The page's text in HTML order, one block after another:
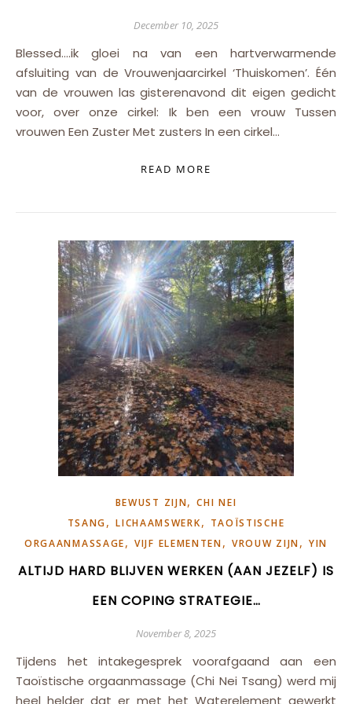
December 10, 2025
Blessed….ik gloei na van een hartverwarmende
afsluiting van de Vrouwenjaarcirkel ‘Thuiskomen’. Één
van de vrouwen las gisterenavond dit eigen gedicht
voor, over onze cirkel: Ik ben een vrouw Tussen
vrouwen Een Zuster Met zusters In een cirkel…
READ MORE
BEWUST ZIJN,CHI NEI
TSANG,LICHAAMSWERK, TAOÏSTISCHE
ORGAANMASSAGE,VIJF ELEMENTEN, VROUW ZIJN, YIN
ALTIJD HARD BLIJVEN WERKEN (AAN JEZELF) IS
EEN COPING STRATEGIE…
November 8, 2025
Tijdens het intakegesprek voorafgaand aan een
Taoïstische orgaanmassage (Chi Nei Tsang) werd mij
heel helder dat er met het Waterelement gewerkt